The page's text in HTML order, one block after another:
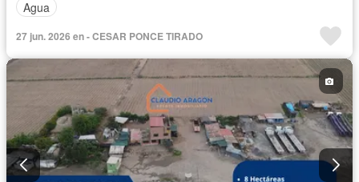
Agua
27 jun. 2026 en - CESAR PONCE TIRADO